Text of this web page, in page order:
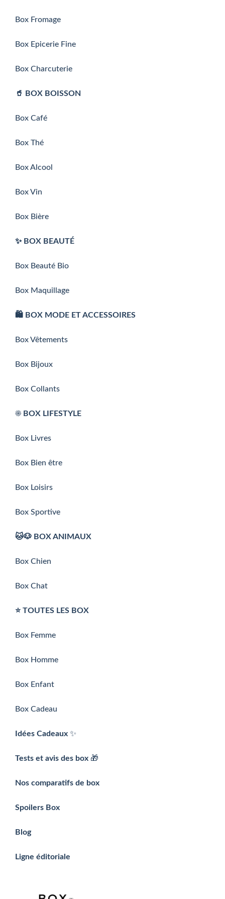
Box Fromage
Box Epicerie Fine
Box Charcuterie
🥤 BOX BOISSON
Box Café
Box Thé
Box Alcool
Box Vin
Box Bière
✨ BOX BEAUTÉ
Box Beauté Bio
Box Maquillage
🛍️ BOX MODE ET ACCESSOIRES
Box Vêtements
Box Bijoux
Box Collants
☀️ BOX LIFESTYLE
Box Livres
Box Bien être
Box Loisirs
Box Sportive
🐱🐶 BOX ANIMAUX
Box Chien
Box Chat
⭐️ TOUTES LES BOX
Box Femme
Box Homme
Box Enfant
Box Cadeau
Idées Cadeaux ✨
Tests et avis des box 🎁
Nos comparatifs de box
Spoilers Box
Blog
Ligne éditoriale